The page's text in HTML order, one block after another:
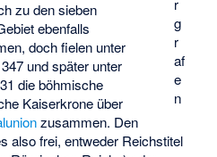
g
r
af
e
n
zu den sieben
ebenfalls
doch fielen unter
und später unter
die böhmische
Kaiserkrone über
zusammen. Den
also frei, entweder Reichstitel